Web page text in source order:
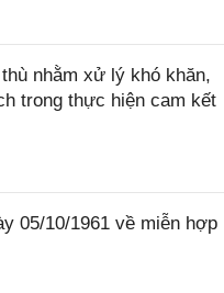
nhằm xử lý khó khăn,
trong thực hiện cam kết
05/10/1961 về miễn hợp